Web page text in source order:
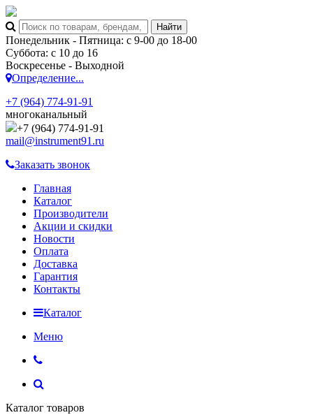
Понедельник - Пятница: с 9-00 до 18-00
Суббота: с 10 до 16
Воскресенье - Выходной
Определение...
+7 (964) 774-91-91
многоканальный
+7 (964) 774-91-91
mail@instrument91.ru
Заказать звонок
Главная
Каталог
Производители
Акции и скидки
Новости
Оплата
Доставка
Гарантия
Контакты
Каталог
Меню
Каталог товаров